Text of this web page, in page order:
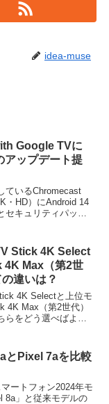
idea-muse
Google TVに
ップデート提
ているChromecast
・HD）にAndroid 14
キュリティパッチ
Stick 4K Select
4K Max（第2世
違いは？
4K Selectと上位モ
4K Max（第2世代）
をどう選べばよい
とPixel 7aを比較
ートフォン2024年モ
8a」と従来モデルの